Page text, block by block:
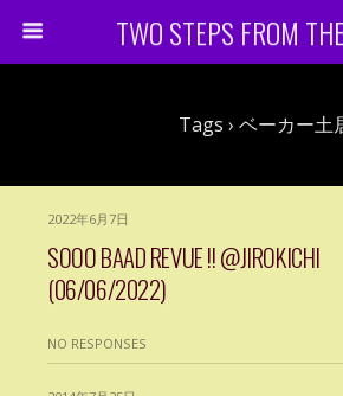
TWO STEPS FROM
Tags › ベーカー土
2022年6月7日
SOOO BAAD REVUE !! @JIROKICHI
(06/06/2022)
NO RESPONSES